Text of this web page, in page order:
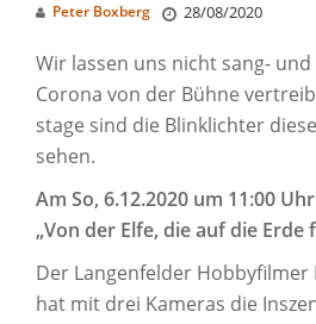
Peter Boxberg 28/08/2020
Wir lassen uns nicht sang-
Corona von der Bühne
stage sind die Blinklichter
sehen.
Am So, 6.12.2020 um 11:00
„Von der Elfe, die auf die Erde
Der Langenfelder Hobbyfilmer
hat mit drei Kameras die